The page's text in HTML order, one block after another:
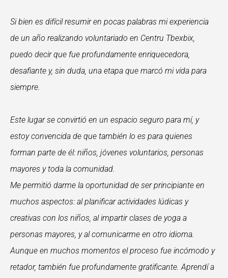
Si bien es difícil resumir en pocas palabras mi experiencia
de un año realizando voluntariado en Centru Tbexbix,
puedo decir que fue profundamente enriquecedora,
desafiante y, sin duda, una etapa que marcó mi vida para
siempre.
Este lugar se convirtió en un espacio seguro para mí, y
estoy convencida de que también lo es para quienes
forman parte de él: niños, jóvenes voluntarios, personas
mayores y toda la comunidad.
Me permitió darme la oportunidad de ser principiante en
muchos aspectos: al planificar actividades lúdicas y
creativas con los niños, al impartir clases de yoga a
personas mayores, y al comunicarme en otro idioma.
Aunque en muchos momentos el proceso fue incómodo y
retador, también fue profundamente gratificante. Aprendí a